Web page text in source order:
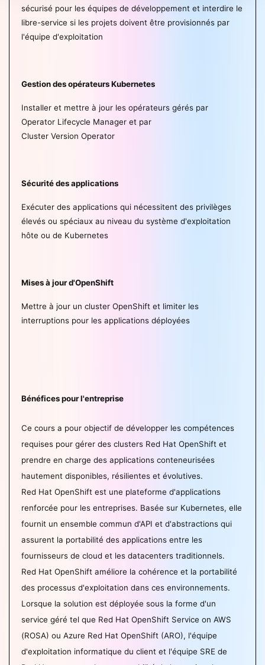
sécurisé pour les équipes de développement et interdire le
libre-service si les projets doivent être provisionnés par
l'équipe d'exploitation
Gestion des opérateurs Kubernetes
Installer et mettre à jour les opérateurs gérés par
Operator Lifecycle Manager et par
Cluster Version Operator
Sécurité des applications
Exécuter des applications qui nécessitent des privilèges
élevés ou spéciaux au niveau du système d'exploitation
hôte ou de Kubernetes
Mises à jour d'OpenShift
Mettre à jour un cluster OpenShift et limiter les
interruptions pour les applications déployées
Bénéfices pour l'entreprise
Ce cours a pour objectif de développer les compétences
requises pour gérer des clusters Red Hat OpenShift et
prendre en charge des applications conteneurisées
hautement disponibles, résilientes et évolutives.
Red Hat OpenShift est une plateforme d'applications
renforcée pour les entreprises. Basée sur Kubernetes, elle
fournit un ensemble commun d'API et d'abstractions qui
assurent la portabilité des applications entre les
fournisseurs de cloud et les datacenters traditionnels.
Red Hat OpenShift améliore la cohérence et la portabilité
des processus d'exploitation dans ces environnements.
Lorsque la solution est déployée sous la forme d'un
service géré tel que Red Hat OpenShift Service on AWS
(ROSA) ou Azure Red Hat OpenShift (ARO), l'équipe
d'exploitation informatique du client et l'équipe SRE de